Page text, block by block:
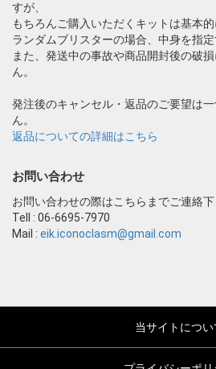
すが、
もちろんご購入いただくキットは基本的
ランダムブリスターの場合、中身を指定
また、発送中の事故や商品開封後の破
ん。
発注後のキャンセル・返品のご要望は
ん。
返品についての詳細はこちら
お問い合わせ
お問い合わせの際はこちらまでご連絡
Tell : 06-6695-7970
Mail : eik.iconoclasm@gmail.com
当サイトについ